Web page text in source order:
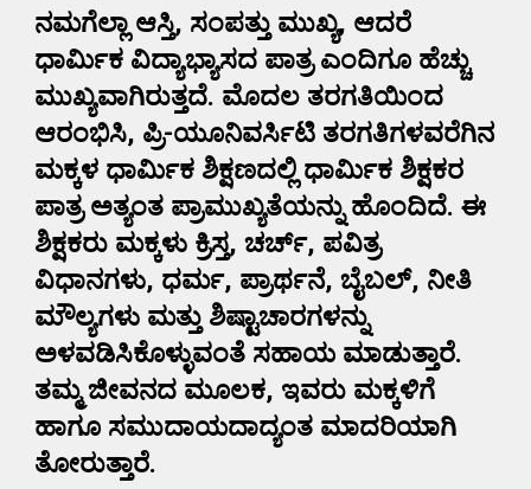
ನಮಗೆಲ್ಲಾ ಆಸ್ತಿ, ಸಂಪತ್ತು ಮುಖ್ಯ, ಆದರೆ
ಧಾರ್ಮಿಕ ವಿದ್ಯಾಭ್ಯಾಸದ ಪಾತ್ರ ಎಂದಿಗೂ ಹೆಚ್ಚು
ಮುಖ್ಯವಾಗಿರುತ್ತದೆ. ಮೊದಲ ತರಗತಿಯಿಂದ
ಆರಂಭಿಸಿ, ಪ್ರಿ-ಯೂನಿವರ್ಸಿಟಿ ತರಗತಿಗಳವರೆಗಿನ
ಮಕ್ಕಳ ಧಾರ್ಮಿಕ ಶಿಕ್ಷಣದಲ್ಲಿ ಧಾರ್ಮಿಕ ಶಿಕ್ಷಕರ
ಪಾತ್ರ ಅತ್ಯಂತ ಪ್ರಾಮುಖ್ಯತೆಯನ್ನು ಹೊಂದಿದೆ. ಈ
ಶಿಕ್ಷಕರು ಮಕ್ಕಳು ಕ್ರಿಸ್ತ, ಚರ್ಚ್, ಪವಿತ್ರ
ವಿಧಾನಗಳು, ಧರ್ಮ, ಪ್ರಾರ್ಥನೆ, ಬೈಬಲ್, ನೀತಿ
ಮೌಲ್ಯಗಳು ಮತ್ತು ಶಿಷ್ಟಾಚಾರಗಳನ್ನು
ಅಳವಡಿಸಿಕೊಳ್ಳುವಂತೆ ಸಹಾಯ ಮಾಡುತ್ತಾರೆ.
ತಮ್ಮ ಜೀವನದ ಮೂಲಕ, ಇವರು ಮಕ್ಕಳಿಗೆ
ಹಾಗೂ ಸಮುದಾಯದಾದ್ಯಂತ ಮಾದರಿಯಾಗಿ
ತೋರುತ್ತಾರೆ.